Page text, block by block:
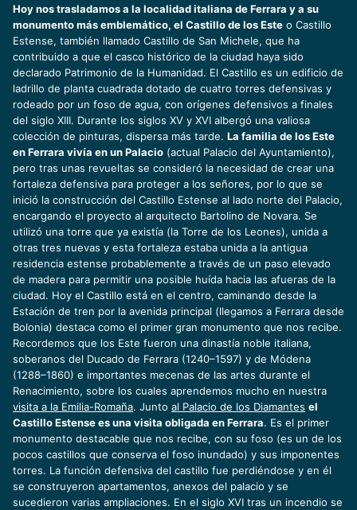
Hoy nos trasladamos a la localidad italiana de Ferrara y a su
monumento más emblemático, el Castillo de los Este o Castillo
Estense, también llamado Castillo de San Michele, que ha
contribuido a que el casco histórico de la ciudad haya sido
declarado Patrimonio de la Humanidad. El Castillo es un edificio de
ladrillo de planta cuadrada dotado de cuatro torres defensivas y
rodeado por un foso de agua, con orígenes defensivos a finales
del siglo XIII. Durante los siglos XV y XVI albergó una valiosa
colección de pinturas, dispersa más tarde. La familia de los Este
en Ferrara vivía en un Palacio (actual Palacio del Ayuntamiento),
pero tras unas revueltas se consideró la necesidad de crear una
fortaleza defensiva para proteger a los señores, por lo que se
inició la construcción del Castillo Estense al lado norte del Palacio,
encargando el proyecto al arquitecto Bartolino de Novara. Se
utilizó una torre que ya existía (la Torre de los Leones), unida a
otras tres nuevas y esta fortaleza estaba unida a la antigua
residencia estense probablemente a través de un paso elevado
de madera para permitir una posible huída hacia las afueras de la
ciudad. Hoy el Castillo está en el centro, caminando desde la
Estación de tren por la avenida principal (llegamos a Ferrara desde
Bolonia) destaca como el primer gran monumento que nos recibe.
Recordemos que los Este fueron una dinastía noble italiana,
soberanos del Ducado de Ferrara (1240–1597) y de Módena
(1288–1860) e importantes mecenas de las artes durante el
Renacimiento, sobre los cuales aprendemos mucho en nuestra
visita a la Emilia-Romaña. Junto al Palacio de los Diamantes el
Castillo Estense es una visita obligada en Ferrara. Es el primer
monumento destacable que nos recibe, con su foso (es un de los
pocos castillos que conserva el foso inundado) y sus imponentes
torres. La función defensiva del castillo fue perdiéndose y en él
se construyeron apartamentos, anexos del palacio y se
sucedieron varias ampliaciones. En el siglo XVI tras un incendio se